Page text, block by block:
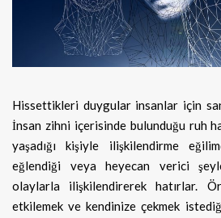
Hissettikleri duygular insanlar için
İnsan zihni içerisinde bulunduğu ruh
yaşadığı kişiyle ilişkilendirme
eğlendiği veya heyecan verici
olaylarla ilişkilendirerek hatırlar.
etkilemek ve kendinize çekmek